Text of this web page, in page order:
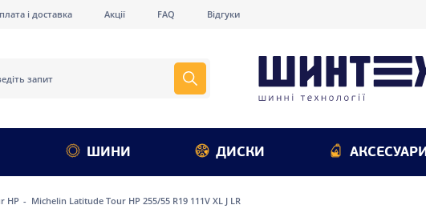
і доставка Акції FAQ Відгуки
ШИНИ ДИСКИ АКСЕСУАРИ
HP Michelin Latitude Tour HP 255/55 R19 111V XL J LR